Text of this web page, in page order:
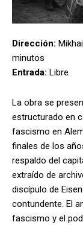
Dirección:
minutos
Entrada: Libre
La obra se
estructurado en
fascismo en
finales de los
respaldo del
extraído de
discípulo de
contundente. El
fascismo y el